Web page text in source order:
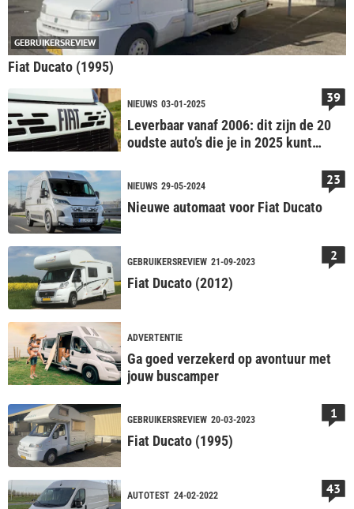
GEBRUIKERSREVIEW
Fiat Ducato (1995)
NIEUWS 03-01-2025
Leverbaar vanaf 2006: dit zijn de 20
oudste auto’s die je in 2025 kunt
39
NIEUWS 29-05-2024
Nieuwe automaat voor Fiat Ducato
23
GEBRUIKERSREVIEW 21-09-2023
Fiat Ducato (2012)
2
ADVERTENTIE
Ga goed verzekerd op avontuur met
jouw buscamper
GEBRUIKERSREVIEW 20-03-2023
Fiat Ducato (1995)
1
AUTOTEST 24-02-2022 43